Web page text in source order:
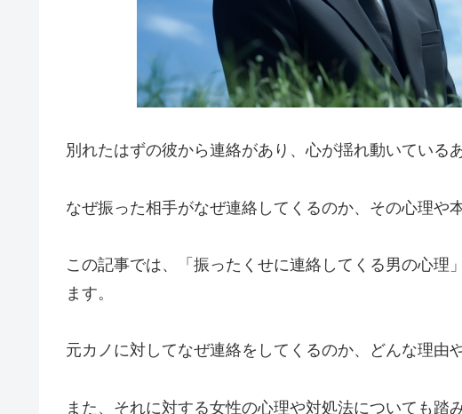
別れたはずの彼から連絡があり、心が揺れ動いている
なぜ振った相手がなぜ連絡してくるのか、その心理や
この記事では、「振ったくせに連絡してくる男の心理
ます。
元カノに対してなぜ連絡をしてくるのか、どんな理由
また、それに対する女性の心理や対処法についても踏